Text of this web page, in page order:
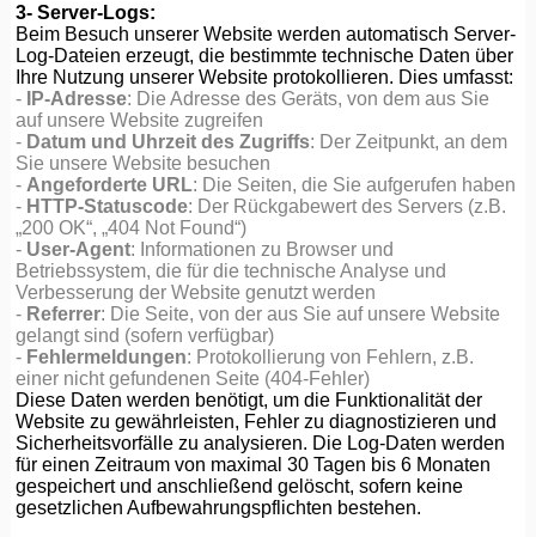
3- Server-Logs:
Beim Besuch unserer Website werden automatisch Server-
Log-Dateien erzeugt, die bestimmte technische Daten über
Ihre Nutzung unserer Website protokollieren. Dies umfasst:
- IP-Adresse: Die Adresse des Geräts, von dem aus Sie
auf unsere Website zugreifen
- Datum und Uhrzeit des Zugriffs: Der Zeitpunkt, an dem
Sie unsere Website besuchen
- Angeforderte URL: Die Seiten, die Sie aufgerufen haben
- HTTP-Statuscode: Der Rückgabewert des Servers (z.B.
„200 OK“, „404 Not Found“)
- User-Agent: Informationen zu Browser und
Betriebssystem, die für die technische Analyse und
Verbesserung der Website genutzt werden
- Referrer: Die Seite, von der aus Sie auf unsere Website
gelangt sind (sofern verfügbar)
- Fehlermeldungen: Protokollierung von Fehlern, z.B.
einer nicht gefundenen Seite (404-Fehler)
Diese Daten werden benötigt, um die Funktionalität der
Website zu gewährleisten, Fehler zu diagnostizieren und
Sicherheitsvorfälle zu analysieren. Die Log-Daten werden
für einen Zeitraum von maximal 30 Tagen bis 6 Monaten
gespeichert und anschließend gelöscht, sofern keine
gesetzlichen Aufbewahrungspflichten bestehen.